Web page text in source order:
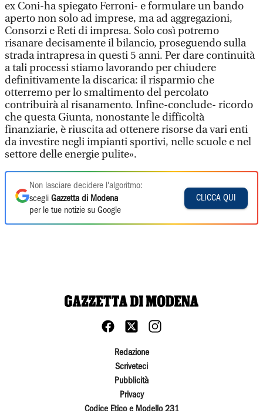
ex Coni-ha spiegato Ferroni- e formulare un bando
aperto non solo ad imprese, ma ad aggregazioni,
Consorzi e Reti di impresa. Solo così potremo
risanare decisamente il bilancio, proseguendo sulla
strada intrapresa in questi 5 anni. Per dare continuità
a tali processi stiamo lavorando per chiudere
definitivamente la discarica: il risparmio che
otterremo per lo smaltimento del percolato
contribuirà al risanamento. Infine-conclude- ricordo
che questa Giunta, nonostante le difficoltà
finanziarie, è riuscita ad ottenere risorse da vari enti
da investire negli impianti sportivi, nelle scuole e nel
settore delle energie pulite».
Non lasciare decidere l'algoritmo:
scegli Gazzetta di Modena
per le tue notizie su Google
CLICCA QUI
Redazione
Scriveteci
Pubblicità
Privacy
Codice Etico e Modello 231